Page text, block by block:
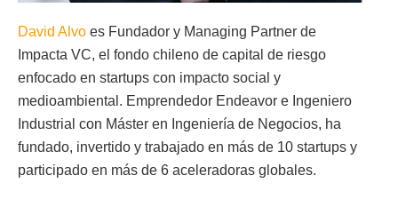
David Alvo es Fundador y Managing Partner de
Impacta VC, el fondo chileno de capital de riesgo
enfocado en startups con impacto social y
medioambiental. Emprendedor Endeavor e Ingeniero
Industrial con Máster en Ingeniería de Negocios, ha
fundado, invertido y trabajado en más de 10 startups y
participado en más de 6 aceleradoras globales.